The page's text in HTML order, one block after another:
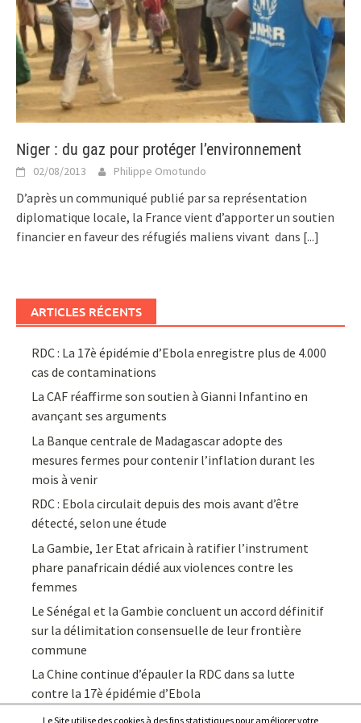
Niger : du gaz pour protéger l’environnement
02/08/2013 Philippe Omotundo
D’après un communiqué publié par sa représentation
diplomatique locale, la France vient d’apporter un soutien
financier en faveur des réfugiés maliens vivant dans [...]
ARTICLES RÉCENTS
RDC : La 17è épidémie d’Ebola enregistre plus de 4.000
cas de contaminations
La CAF réaffirme son soutien à Gianni Infantino en
avançant ses arguments
La Banque centrale de Madagascar adopte des
mesures fermes pour contenir l’inflation durant les
mois à venir
RDC : Ebola circulait depuis des mois avant d’être
détecté, selon une étude
La Gambie, 1er Etat africain à ratifier l’instrument
phare panafricain dédié aux violences contre les
femmes
Le Sénégal et la Gambie concluent un accord définitif
sur la délimitation consensuelle de leur frontière
commune
La Chine continue d’épauler la RDC dans sa lutte
contre la 17è épidémie d’Ebola
Le Site utilise des cookies à des fins statistiques pour améliorer votre